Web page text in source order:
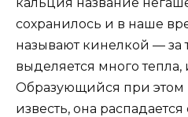
сохранилось и в наше
называют кинелкой — за
выделяется много тепла,
Образующийся при этом
известь, она